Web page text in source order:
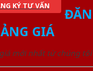
KÝ TƯ VẤN
GIÁ
mới nhất từ chúng tôi